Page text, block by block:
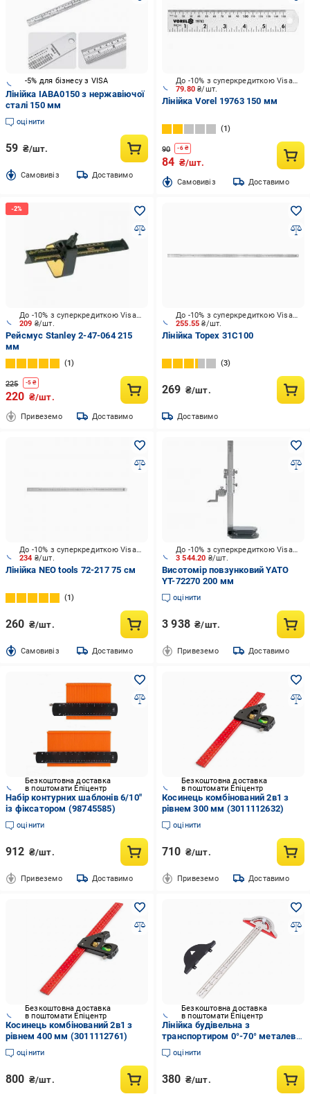
-5% для бізнесу з VISA
Лінійка IABA0150 з нepжaвіючoї
cтaлі 150 мм
оцінити
59 ₴/шт.
Cамовивіз Доставимо
79.80₴/шт.
До -10% з суперкредиткою Visa Вигода
Лінійка Vorel 19763 150 мм
1
90 -6₴
84 ₴/шт.
Cамовивіз Доставимо
209 ₴/шт.
До -10% з суперкредиткою Visa Вигода
Рейсмус Stanley 2-47-064 215
мм
1
225 -5 ₴
220 ₴/шт.
Привеземо Доставимо
255.55₴/шт.
До -10% з суперкредиткою Visa Вигода
Лінійка Topex 31C100
3
269 ₴/шт.
Доставимо
234 ₴/шт.
До -10% з суперкредиткою Visa Вигода
Лінійка NEO tools 72-217 75 см
1
260 ₴/шт.
Cамовивіз Доставимо
3 544.20 ₴/шт.
До -10% з суперкредиткою Visa Вигода
Висотомір повзунковий YATO
YT-72270 200 мм
оцінити
3 938 ₴/шт.
Привеземо Доставимо
Безкоштовна доставка
в поштомати Епіцентр
Набір контурних шаблонів 6/10"
із фіксатором (98745585)
оцінити
912 ₴/шт.
Привеземо Доставимо
Безкоштовна доставка
в поштомати Епіцентр
Косинець комбінований 2в1 з
рівнем 300 мм (3011112632)
оцінити
710 ₴/шт.
Привеземо Доставимо
Безкоштовна доставка
в поштомати Епіцентр
Косинець комбінований 2в1 з
рівнем 400 мм (3011112761)
оцінити
800 ₴/шт.
Безкоштовна доставка
в поштомати Епіцентр
Лінійка будівельна з
транспортиром 0°-70° металева
32 см (3013402585)
оцінити
380 ₴/шт.